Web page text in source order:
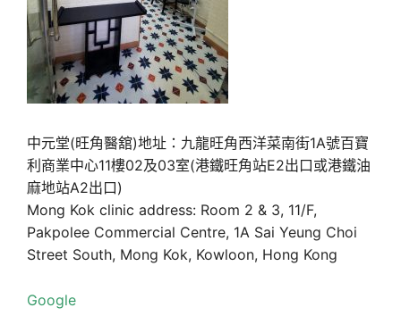
中元堂(旺角醫舘)地址：九龍旺角西洋菜南街1A號百寶
利商業中心11樓02及03室(港鐵旺角站E2出口或港鐵油
麻地站A2出口)
Mong Kok clinic address: Room 2 & 3, 11/F,
Pakpolee Commercial Centre, 1A Sai Yeung Choi
Street South, Mong Kok, Kowloon, Hong Kong
Google